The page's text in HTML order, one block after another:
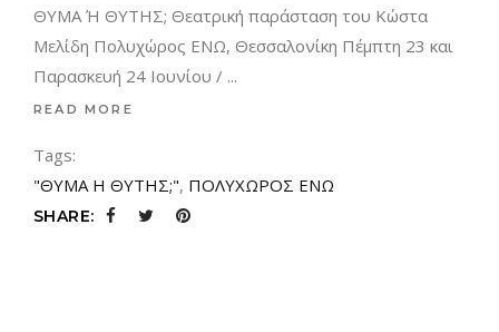
ΘΥΜΑ Ή ΘΥΤΗΣ; Θεατρική παράσταση του Κώστα
Μελίδη Πολυχώρος ΕΝΩ, Θεσσαλονίκη Πέμπτη 23 και
Παρασκευή 24 Ιουνίου /
READ MORE
Tags:
"ΘΥΜΑ Η ΘΥΤΗΣ;", ΠΟΛΥΧΩΡΟΣ ΕΝΩ
SHARE: